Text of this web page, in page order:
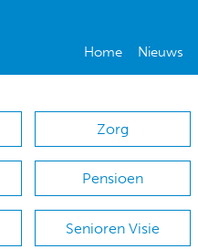
Home Nieuws
Zorg
Pensioen
Senioren Visie